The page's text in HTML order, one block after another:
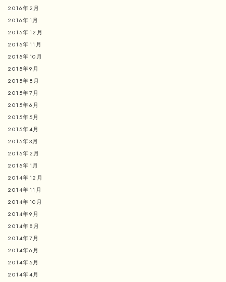
2016年2月
2016年1月
2015年12月
2015年11月
2015年10月
2015年9月
2015年8月
2015年7月
2015年6月
2015年5月
2015年4月
2015年3月
2015年2月
2015年1月
2014年12月
2014年11月
2014年10月
2014年9月
2014年8月
2014年7月
2014年6月
2014年5月
2014年4月